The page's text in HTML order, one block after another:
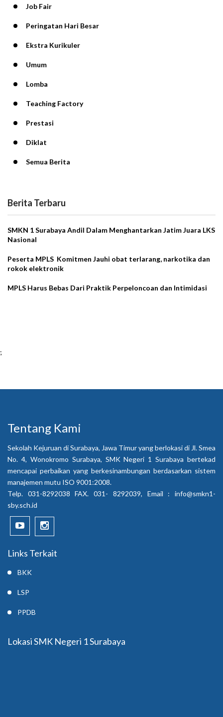
Job Fair
Peringatan Hari Besar
Ekstra Kurikuler
Umum
Lomba
Teaching Factory
Prestasi
Diklat
Semua Berita
Berita Terbaru
SMKN 1 Surabaya Andil Dalam Menghantarkan Jatim Juara LKS
Nasional
Peserta MPLS Komitmen Jauhi obat terlarang, narkotika dan
rokok elektronik
MPLS Harus Bebas Dari Praktik Perpeloncoan dan Intimidasi
;
Tentang Kami
Sekolah Kejuruan di Surabaya, Jawa Timur yang berlokasi di Jl. Smea
No. 4, Wonokromo Surabaya, SMK Negeri 1 Surabaya bertekad
mencapai perbaikan yang berkesinambungan berdasarkan sistem
manajemen mutu ISO 9001:2008.
Telp. 031-8292038 FAX. 031- 8292039, Email : info@smkn1-
sby.sch.id
Links Terkait
BKK
LSP
PPDB
Lokasi SMK Negeri 1 Surabaya